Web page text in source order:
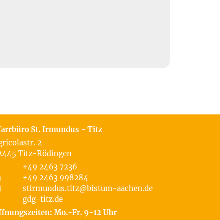
St. Irmundus - Titz
2
Titz-Rödingen
+49 2463 7236
+49 2463 998284
stirmundus.titz@bistum-aachen.de
gdg-titz.de
Mo.-Fr. 9-12 Uhr